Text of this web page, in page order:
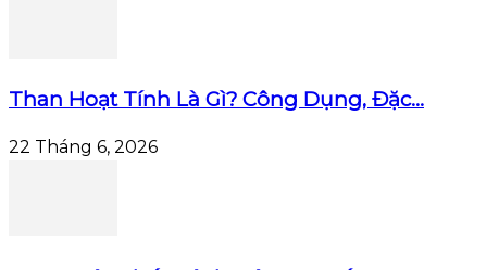
Than Hoạt Tính Là Gì? Công Dụng, Đặc...
22 Tháng 6, 2026